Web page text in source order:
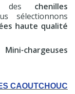
des chenilles
sélectionnons
haute qualité
Mini-chargeuses
CAOUTCHOUC